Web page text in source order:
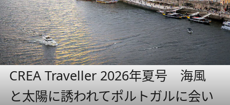
CREA Traveller 2026年夏号 海風
と太陽に誘われてポルトガルに会い